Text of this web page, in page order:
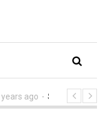
2023 - Timing